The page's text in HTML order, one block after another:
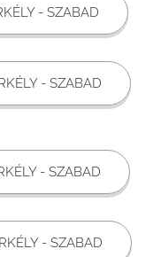
- SZABAD
- SZABAD
- SZABAD
- SZABAD